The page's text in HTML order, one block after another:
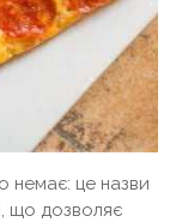
немає: це назви
що дозволяє